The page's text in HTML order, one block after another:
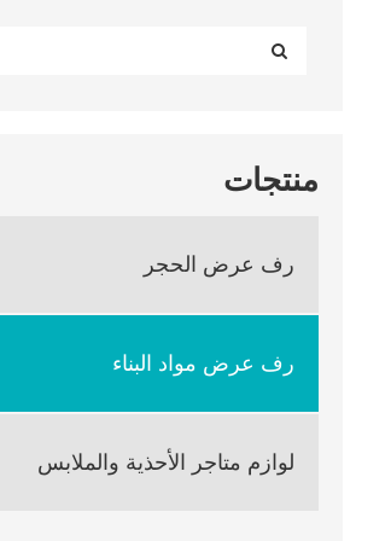
منتجات
رف عرض الحجر
رف عرض مواد البناء
لوازم متاجر الأحذية والملابس